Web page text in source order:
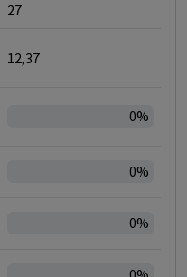
27
12,37
0%
0%
0%